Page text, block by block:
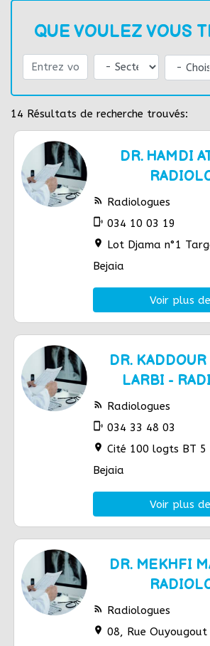
QUE VOULEZ VOUS
14 Résultats de recherche trouvés:
DR. HAMDI
rss_feed Radiologues
phonelink_ring 034 10 03 19
location_on Lot Djama n°1
Bejaia
Voir plus
DR.
LARBI -
rss_feed Radiologues
phonelink_ring 034 33 48 03
location_on Cité 100 logts BT 5
Bejaia
Voir plus
DR. MEKHFI
rss_feed Radiologues
location_on 08, Rue